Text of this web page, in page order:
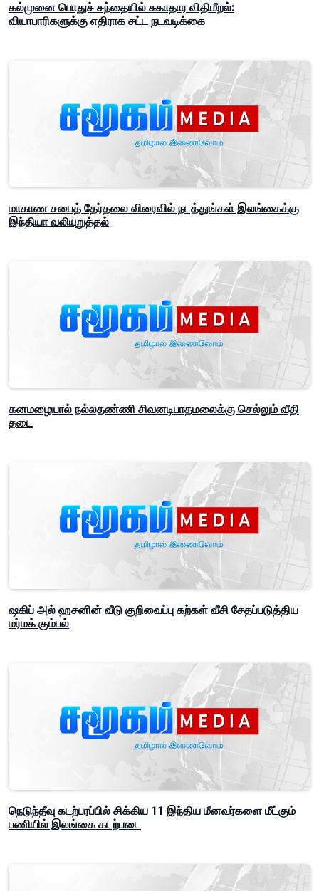
கல்முனை பொதுச் சந்தையில் சுகாதார விதிமீறல்:
வியாபாரிகளுக்கு எதிராக சட்ட நடவடிக்கை
மாகாண சபைத் தேர்தலை விரைவில் நடத்துங்கள் இலங்கைக்கு
இந்தியா வலியுறுத்தல்
கனமழையால் நல்லதண்ணி சிவனடிபாதமலைக்கு செல்லும் வீதி
தடை
ஷகிப் அல் ஹசனின் வீடு குறிவைப்பு கற்கள் வீசி சேதப்படுத்திய
மர்மக் கும்பல்
நெடுந்தீவு கடற்பரப்பில் சிக்கிய 11 இந்திய மீனவர்களை மீட்கும்
பணியில் இலங்கை கடற்படை